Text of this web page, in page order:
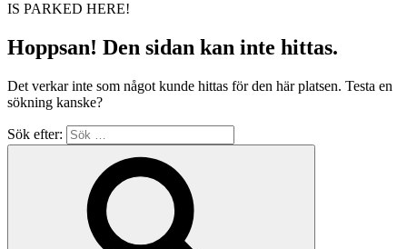
IS PARKED HERE!
Hoppsan! Den sidan kan inte hittas.
Det verkar inte som något kunde hittas för den här platsen. Testa en
sökning kanske?
Sök efter: